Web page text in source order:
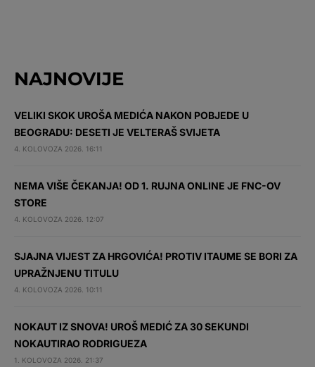
NAJNOVIJE
VELIKI SKOK UROŠA MEDIĆA NAKON POBJEDE U
BEOGRADU: DESETI JE VELTERAŠ SVIJETA
4. KOLOVOZA 2026. 16:11
NEMA VIŠE ČEKANJA! OD 1. RUJNA ONLINE JE FNC-OV
STORE
4. KOLOVOZA 2026. 12:07
SJAJNA VIJEST ZA HRGOVIĆA! PROTIV ITAUME SE BORI ZA
UPRAŽNJENU TITULU
4. KOLOVOZA 2026. 10:11
NOKAUT IZ SNOVA! UROŠ MEDIĆ ZA 30 SEKUNDI
NOKAUTIRAO RODRIGUEZA
1. KOLOVOZA 2026. 21:37